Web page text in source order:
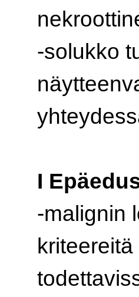
-solukko
I
-malignin